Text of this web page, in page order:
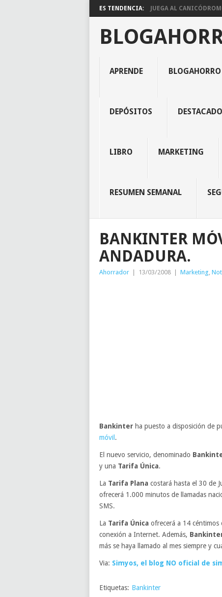
ES TENDENCIA: JUEGA AL
APRENDE BLOGAHORRO
DEPÓSITOS DESTACADO
LIBRO MARKETING
RESUMEN SEMANAL
BANKINTER
ANDADURA.
Ahorrador 13/03/2008 Marketing,
Bankinter ha puesto a disposición de
móvil .
El nuevo servicio, denominado
y una Tarifa Única.
La Tarifa Plana costará hasta el 30 de
ofrecerá 1.000 minutos de llamadas
SMS.
La Tarifa Única ofrecerá a 14 céntimos
conexión a Internet. Además,
más se haya llamado al mes siempre y
Via: Simyos, el blog NO oficial de
Etiquetas: Bankinter